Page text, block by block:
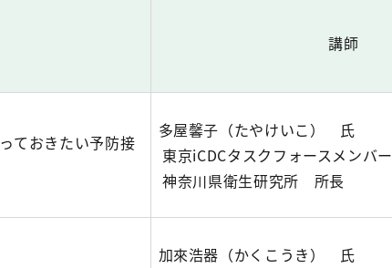
講師
ておきたい予防接
多屋馨子（たやけいこ） 氏
東京iCDCタスクフォースメンバー
神奈川県衛生研究所 所長
加來浩器（かくこうき） 氏